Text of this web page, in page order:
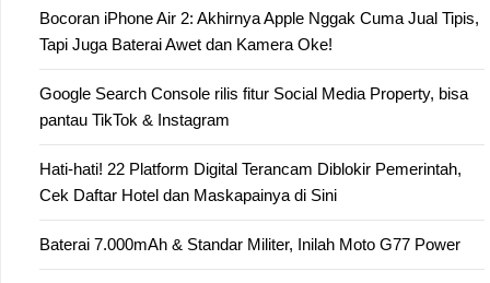
Bocoran iPhone Air 2: Akhirnya Apple Nggak Cuma Jual Tipis,
Tapi Juga Baterai Awet dan Kamera Oke!
Google Search Console rilis fitur Social Media Property, bisa
pantau TikTok & Instagram
Hati-hati! 22 Platform Digital Terancam Diblokir Pemerintah,
Cek Daftar Hotel dan Maskapainya di Sini
Baterai 7.000mAh & Standar Militer, Inilah Moto G77 Power